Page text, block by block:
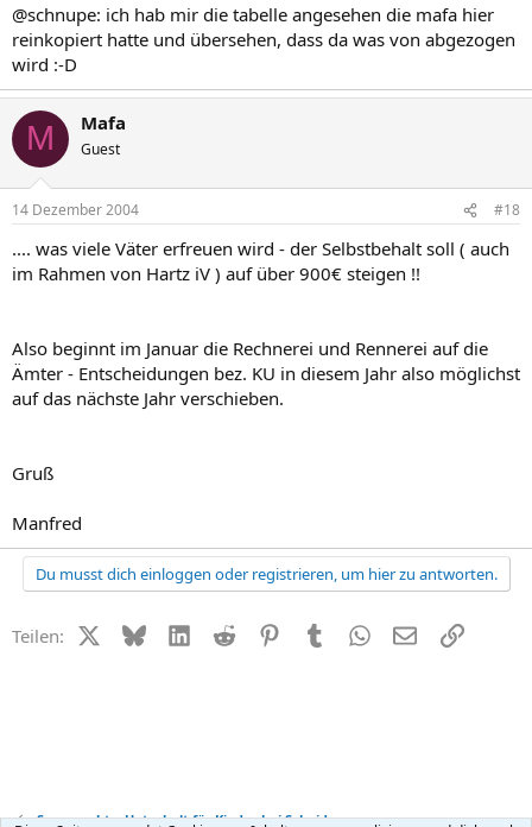
@schnupe: ich hab mir die tabelle angesehen die mafa hier
reinkopiert hatte und übersehen, dass da was von abgezogen
wird :-D
M Mafa
Guest
14 Dezember 2004 #18
.... was viele Väter erfreuen wird - der Selbstbehalt soll ( auch
im Rahmen von Hartz iV ) auf über 900€ steigen !!
Also beginnt im Januar die Rechnerei und Rennerei auf die
Ämter - Entscheidungen bez. KU in diesem Jahr also möglichst
auf das nächste Jahr verschieben.
Gruß
Manfred
Du musst dich einloggen oder registrieren, um hier zu antworten.
Teilen: X (Twitter)
BlueskyLinkedIn
Reddit PinterestTumblr WhatsApp
E-MailLink
Sorgerecht + Unterhalt für Kinder bei Scheidung